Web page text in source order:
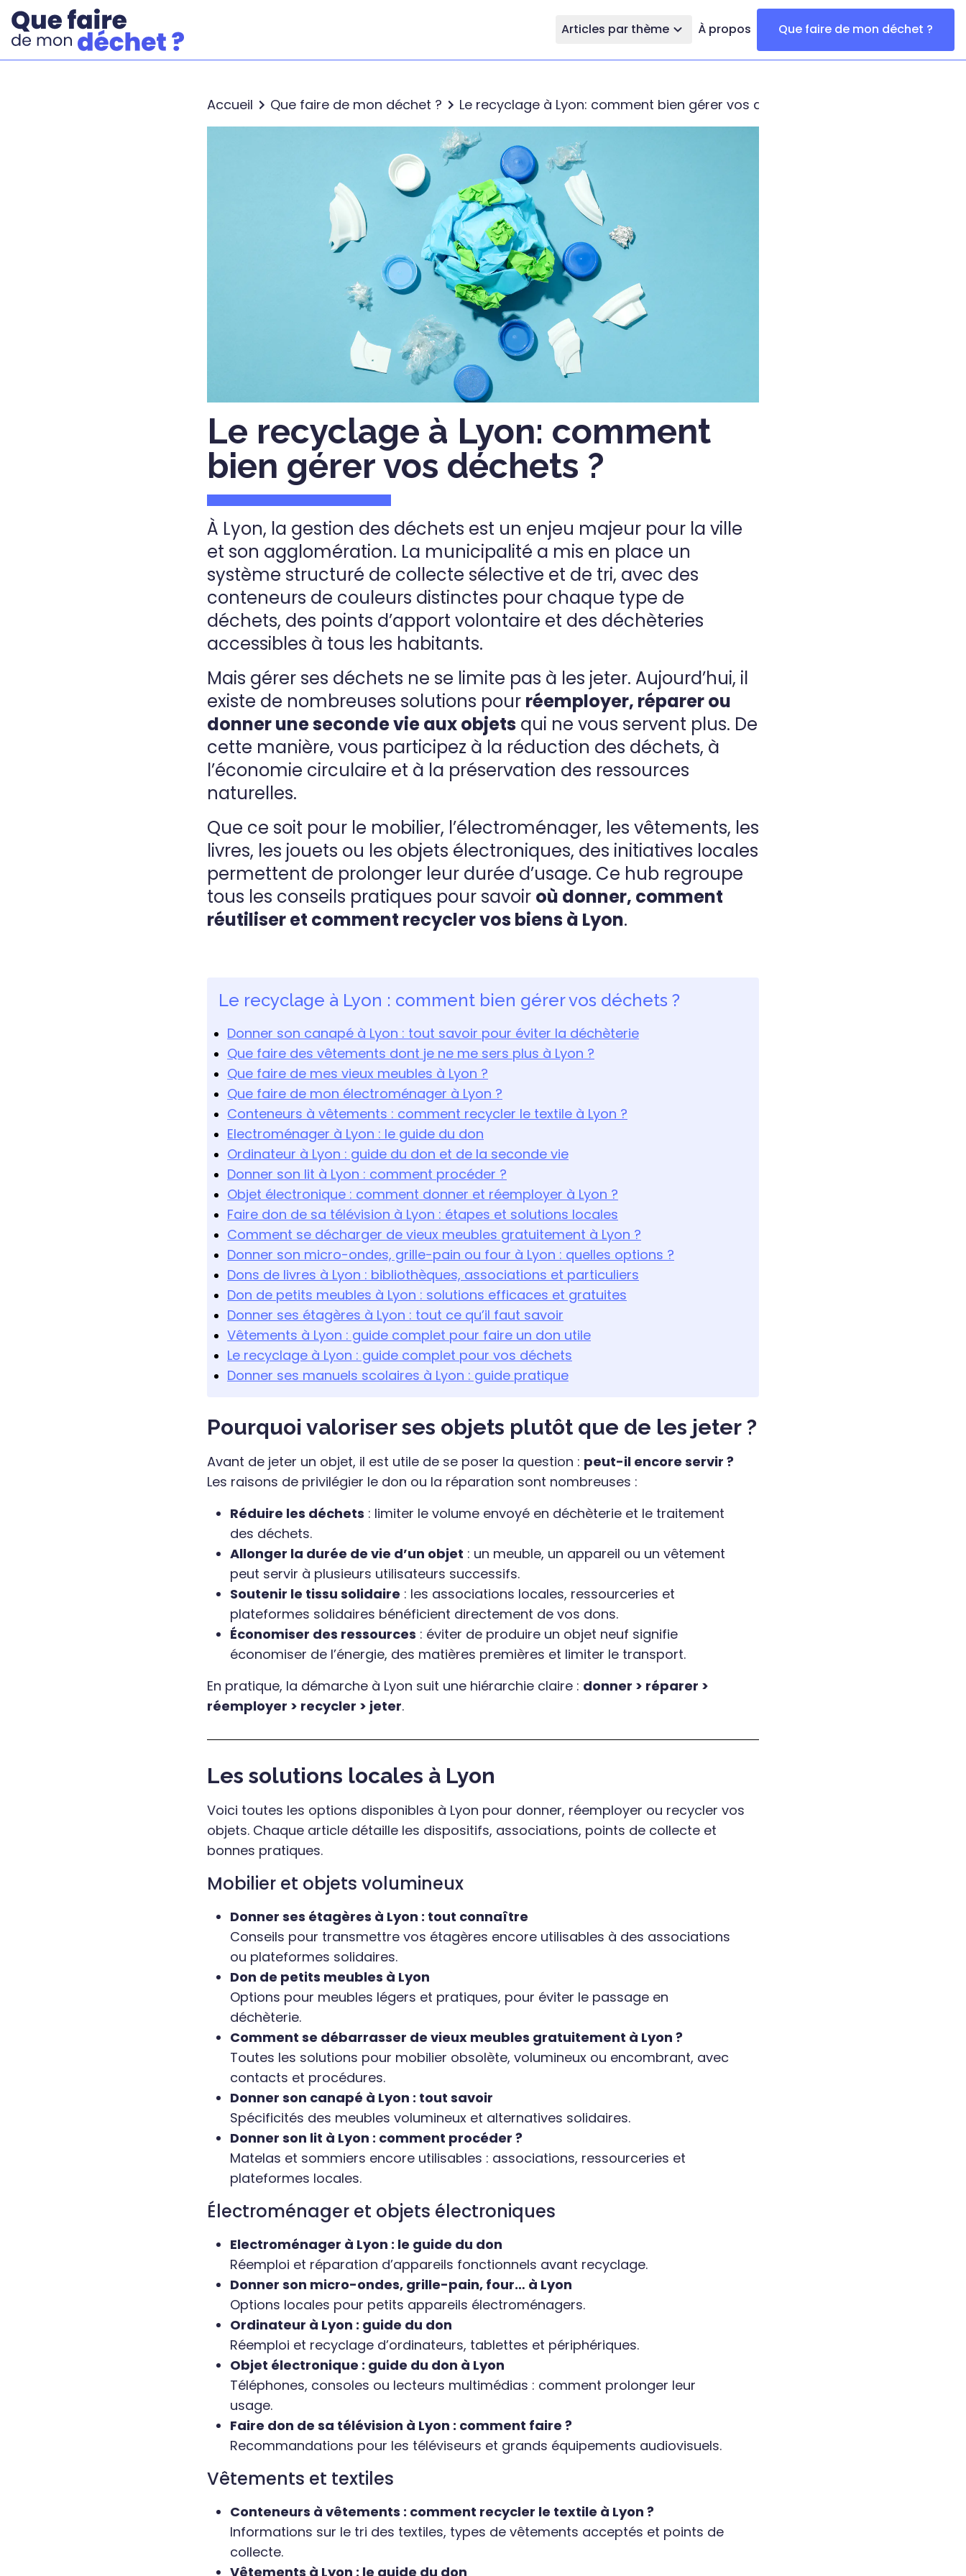
Articles par thème À propos Que faire de mon déchet ?
Accueil Que faire de mon déchet ? Le recyclage à Lyon: comment bien gérer vos déchets ?
Le recyclage à Lyon: comment
bien gérer vos déchets ?
À Lyon, la gestion des déchets est un enjeu majeur pour la ville
et son agglomération. La municipalité a mis en place un
système structuré de collecte sélective et de tri, avec des
conteneurs de couleurs distinctes pour chaque type de
déchets, des points d’apport volontaire et des déchèteries
accessibles à tous les habitants.
Mais gérer ses déchets ne se limite pas à les jeter. Aujourd’hui, il
existe de nombreuses solutions pour réemployer, réparer ou
donner une seconde vie aux objets qui ne vous servent plus. De
cette manière, vous participez à la réduction des déchets, à
l’économie circulaire et à la préservation des ressources
naturelles.
Que ce soit pour le mobilier, l’électroménager, les vêtements, les
livres, les jouets ou les objets électroniques, des initiatives locales
permettent de prolonger leur durée d’usage. Ce hub regroupe
tous les conseils pratiques pour savoir où donner, comment
réutiliser et comment recycler vos biens à Lyon.
Le recyclage à Lyon : comment bien gérer vos déchets ?
Donner son canapé à Lyon : tout savoir pour éviter la déchèterie
Que faire des vêtements dont je ne me sers plus à Lyon ?
Que faire de mes vieux meubles à Lyon ?
Que faire de mon électroménager à Lyon ?
Conteneurs à vêtements : comment recycler le textile à Lyon ?
Electroménager à Lyon : le guide du don
Ordinateur à Lyon : guide du don et de la seconde vie
Donner son lit à Lyon : comment procéder ?
Objet électronique : comment donner et réemployer à Lyon ?
Faire don de sa télévision à Lyon : étapes et solutions locales
Comment se décharger de vieux meubles gratuitement à Lyon ?
Donner son micro-ondes, grille-pain ou four à Lyon : quelles options ?
Dons de livres à Lyon : bibliothèques, associations et particuliers
Don de petits meubles à Lyon : solutions efficaces et gratuites
Donner ses étagères à Lyon : tout ce qu’il faut savoir
Vêtements à Lyon : guide complet pour faire un don utile
Le recyclage à Lyon : guide complet pour vos déchets
Donner ses manuels scolaires à Lyon : guide pratique
Pourquoi valoriser ses objets plutôt que de les jeter ?
Avant de jeter un objet, il est utile de se poser la question : peut-il encore servir ?
Les raisons de privilégier le don ou la réparation sont nombreuses :
Réduire les déchets : limiter le volume envoyé en déchèterie et le traitement
des déchets.
Allonger la durée de vie d’un objet : un meuble, un appareil ou un vêtement
peut servir à plusieurs utilisateurs successifs.
Soutenir le tissu solidaire : les associations locales, ressourceries et
plateformes solidaires bénéficient directement de vos dons.
Économiser des ressources : éviter de produire un objet neuf signifie
économiser de l’énergie, des matières premières et limiter le transport.
En pratique, la démarche à Lyon suit une hiérarchie claire : donner > réparer >
réemployer > recycler > jeter.
Les solutions locales à Lyon
Voici toutes les options disponibles à Lyon pour donner, réemployer ou recycler vos
objets. Chaque article détaille les dispositifs, associations, points de collecte et
bonnes pratiques.
Mobilier et objets volumineux
Donner ses étagères à Lyon : tout connaître
Conseils pour transmettre vos étagères encore utilisables à des associations
ou plateformes solidaires.
Don de petits meubles à Lyon
Options pour meubles légers et pratiques, pour éviter le passage en
déchèterie.
Comment se débarrasser de vieux meubles gratuitement à Lyon ?
Toutes les solutions pour mobilier obsolète, volumineux ou encombrant, avec
contacts et procédures.
Donner son canapé à Lyon : tout savoir
Spécificités des meubles volumineux et alternatives solidaires.
Donner son lit à Lyon : comment procéder ?
Matelas et sommiers encore utilisables : associations, ressourceries et
plateformes locales.
Électroménager et objets électroniques
Electroménager à Lyon : le guide du don
Réemploi et réparation d’appareils fonctionnels avant recyclage.
Donner son micro-ondes, grille-pain, four… à Lyon
Options locales pour petits appareils électroménagers.
Ordinateur à Lyon : guide du don
Réemploi et recyclage d’ordinateurs, tablettes et périphériques.
Objet électronique : guide du don à Lyon
Téléphones, consoles ou lecteurs multimédias : comment prolonger leur
usage.
Faire don de sa télévision à Lyon : comment faire ?
Recommandations pour les téléviseurs et grands équipements audiovisuels.
Vêtements et textiles
Conteneurs à vêtements : comment recycler le textile à Lyon ?
Informations sur le tri des textiles, types de vêtements acceptés et points de
collecte.
Vêtements à Lyon : le guide du don